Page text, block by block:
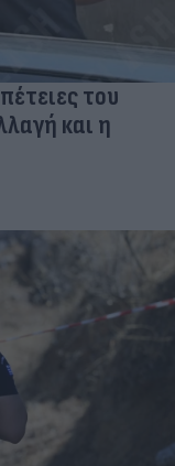
του
και η